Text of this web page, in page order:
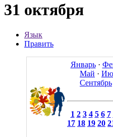
31 октября
Язык
Править
Январь·
Май ·
Сентябрь
1 2 3 4 5 6 7
17 18 19 20